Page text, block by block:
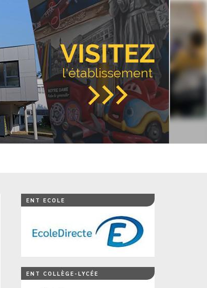
VISITEZ
l'établissement
ENT ECOLE
ENT COLLÈGE-LYCÉE